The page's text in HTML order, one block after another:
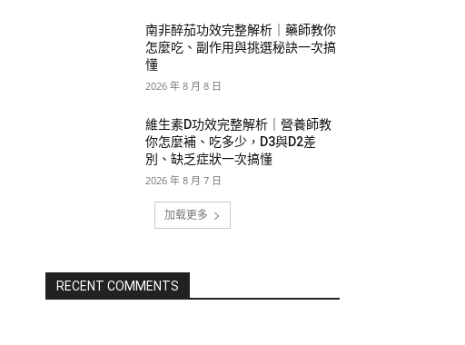
南非醉茄功效完整解析｜藥師教你
怎麼吃、副作用與挑選秘訣一次搞
懂
2026 年 8 月 8 日
維生素D功效完整解析｜營養師教
你怎麼補、吃多少，D3與D2差
別、缺乏症狀一次搞懂
2026 年 8 月 7 日
加载更多
RECENT COMMENTS